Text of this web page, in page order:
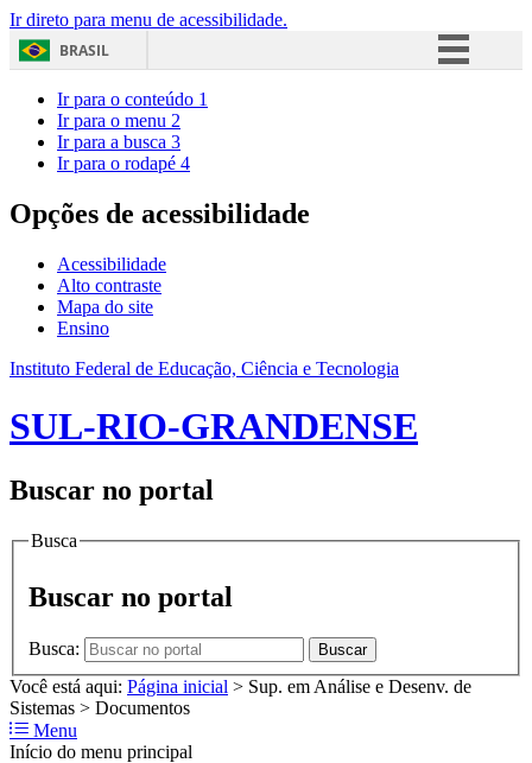
Ir direto para menu de acessibilidade.
BRASIL
Acesso à informação
Ir para o conteúdo 1
Ir para o menu 2
Ir para a busca 3
Ir para o rodapé 4
Opções de acessibilidade
Acessibilidade
Alto contraste
Mapa do site
Ensino
Instituto Federal de Educação, Ciência e Tecnologia
SUL-RIO-GRANDENSE
Buscar no portal
Busca
Buscar no portal
Busca: Buscar
Você está aqui: Página inicial > Sup. em Análise e Desenv. de
Sistemas > Documentos
Menu
Início do menu principal